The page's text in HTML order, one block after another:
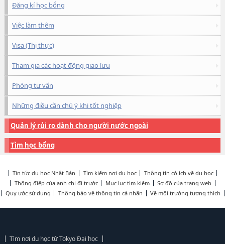
Đăng kí học bổng
Việc làm thêm
Visa (Thị thực)
Tham gia các hoạt động giao lưu
Phòng tư vấn
Những điều cần chú ý khi tốt nghiệp
Quản lý rủi ro dành cho người nước ngoài
Tìm học bổng
Tin tức du học Nhật Bản Tìm kiếm nơi du học
Thông tin có ích về du học
Thông điệp của anh chị đi trước
Mục lục tìm kiếm
Sơ đồ của trang web
Quy ước sử dụng
Thông báo về thông tin cá nhân Về môi trường tương thích
Tìm nơi du học từ Tokyo Đại học